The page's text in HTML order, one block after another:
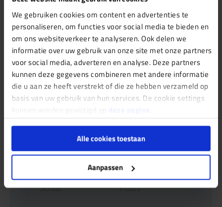
We gebruiken cookies om content en advertenties te
personaliseren, om functies voor social media te bieden en
om ons websiteverkeer te analyseren. Ook delen we
informatie over uw gebruik van onze site met onze partners
voor social media, adverteren en analyse. Deze partners
kunnen deze gegevens combineren met andere informatie
die u aan ze heeft verstrekt of die ze hebben verzameld op
basis van uw gebruik van hun services. De cookie settings
kunnen worden gewijzigd op
deze pagina
Alle cookies toestaan
Aanpassen
bouwkundige keuring
aanvragen
"*" geeft vereiste velden aan
Wat is je naam?*
waar de bouwkundige keuring gedaan dient te worden.